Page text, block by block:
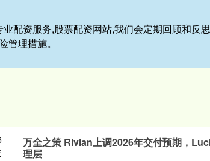
配资服务,股票配资网站,我们会定期回顾和反
管理措施。
万全之策 Rivian上调2026年交付预期，
理层